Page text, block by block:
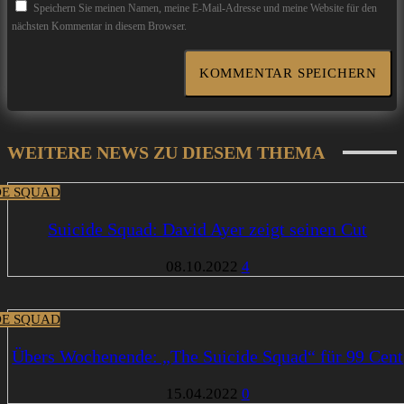
Speichern Sie meinen Namen, meine E-Mail-Adresse und meine Website für den
nächsten Kommentar in diesem Browser.
WEITERE NEWS ZU DIESEM THEMA
SQUAD
Suicide Squad: David Ayer zeigt seinen Cut
08.10.2022 4
SQUAD
Übers Wochenende: „The Suicide Squad“ für 99 Cent
15.04.2022 0